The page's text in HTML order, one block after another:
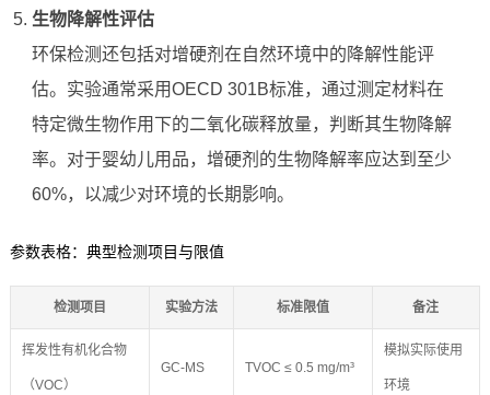
生物降解性评估
环保检测还包括对增硬剂在自然环境中的降解性能评
估。实验通常采用OECD 301B标准，通过测定材料在
特定微生物作用下的二氧化碳释放量，判断其生物降解
率。对于婴幼儿用品，增硬剂的生物降解率应达到至少
60%，以减少对环境的长期影响。
参数表格：典型检测项目与限值
检测项目 实验方法 标准限值 备注
挥发性有机化合物
（VOC）
GC-MS TVOC ≤ 0.5 mg/m³
模拟实际使用
环境